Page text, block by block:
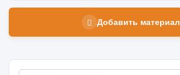
Добавить материал